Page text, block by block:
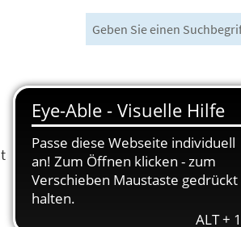
Freizeit und Tourismus